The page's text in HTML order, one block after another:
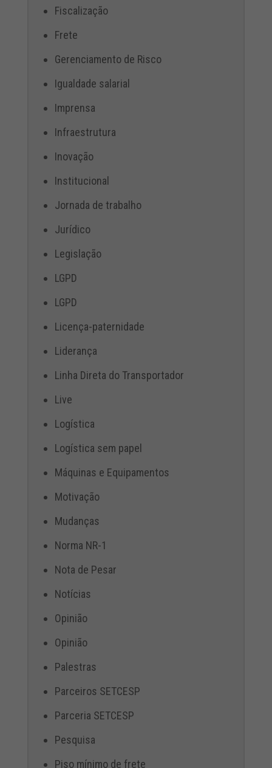
Fiscalização
Frete
Gerenciamento de Risco
Igualdade salarial
Imprensa
Infraestrutura
Inovação
Institucional
Jornada de trabalho
Jurídico
Legislação
LGPD
LGPD
Licença-paternidade
Liderança
Linha Direta do Transportador
Live
Logística
Logística sem papel
Máquinas e Equipamentos
Motivação
Mudanças
Norma NR-1
Nota de Pesar
Notícias
Opinião
Opinião
Palestras
Parceiros SETCESP
Parceria SETCESP
Pesquisa
Piso mínimo de frete